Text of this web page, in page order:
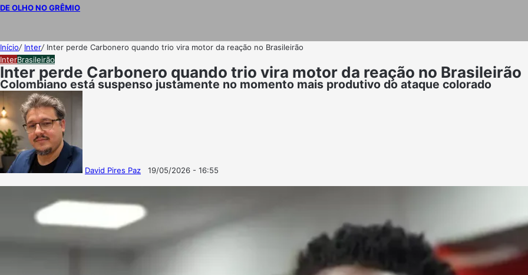
DE OLHO NO GRÊMIO
Início/ Inter/ Inter perde Carbonero quando trio vira motor da reação no Brasileirão
InterBrasileirão
Inter perde Carbonero quando trio vira motor da reação no Brasileirão
Colombiano está suspenso justamente no momento mais produtivo do ataque colorado
David Pires Paz
Follow
on
Mande
um
mail
19/05/2026 - 16:55